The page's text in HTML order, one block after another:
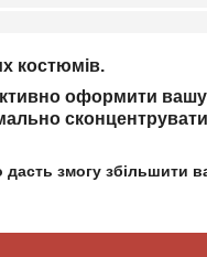
костюмів.
оформити
сконцентрувати
змогу збільшити